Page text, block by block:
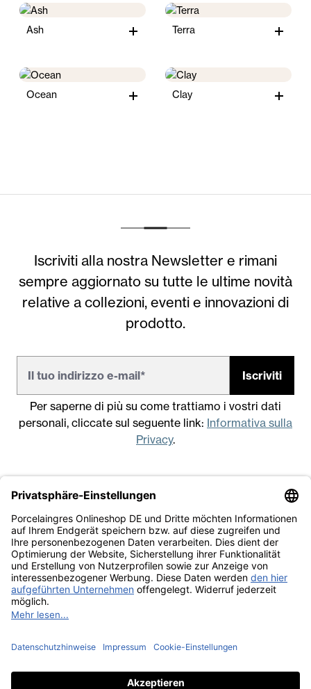
Ash Terra
Ocean Clay
Iscriviti alla nostra Newsletter e rimani
sempre aggiornato su tutte le ultime novità
relative a collezioni, eventi e innovazioni di
prodotto.
Iscriviti
Per saperne di più su come trattiamo i vostri dati
personali, cliccate sul seguente link: Informativa sulla
Privacy.
Note legali
Condizioni generali di vendita
Informativa sulla Privacy
Lavora con noi